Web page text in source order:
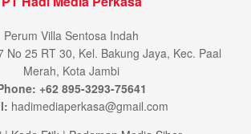
Perum Villa Sentosa Indah
No 25 RT 30, Kel. Bakung Jaya, Kec. Paal
Merah, Kota Jambi
+62 895-3293-75641
hadimediaperkasa@gmail.com